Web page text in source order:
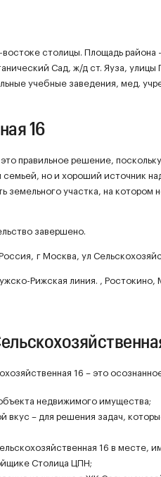
столицы. Площадь
Сад, ж/д ст. Яуза,
учебные заведения, мед.
16
правильное решение,
но и хороший источник
земельного участка, на котором
завершено.
г Москва, ул
Рижская линия. , Ростокино,
16 – это
недвижимого имущества;
вкус – для решения задач,
16 в месте,
Столица ЦПН;